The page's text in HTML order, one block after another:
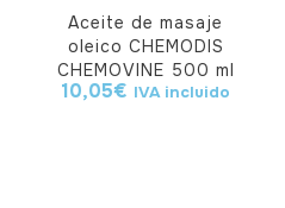
Aceite de masaje
oleico CHEMODIS
CHEMOVINE 500 ml
10,05€ IVA incluido